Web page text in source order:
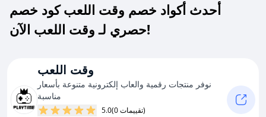
أحدث أكواد خصم وقت اللعب كود خصم
حصري لـ وقت اللعب الآن!
وقت اللعب
نوفر منتجات رقمية والعاب إلكترونية متنوعة بأسعار
مناسبة
5.0 (0 تقييمات)